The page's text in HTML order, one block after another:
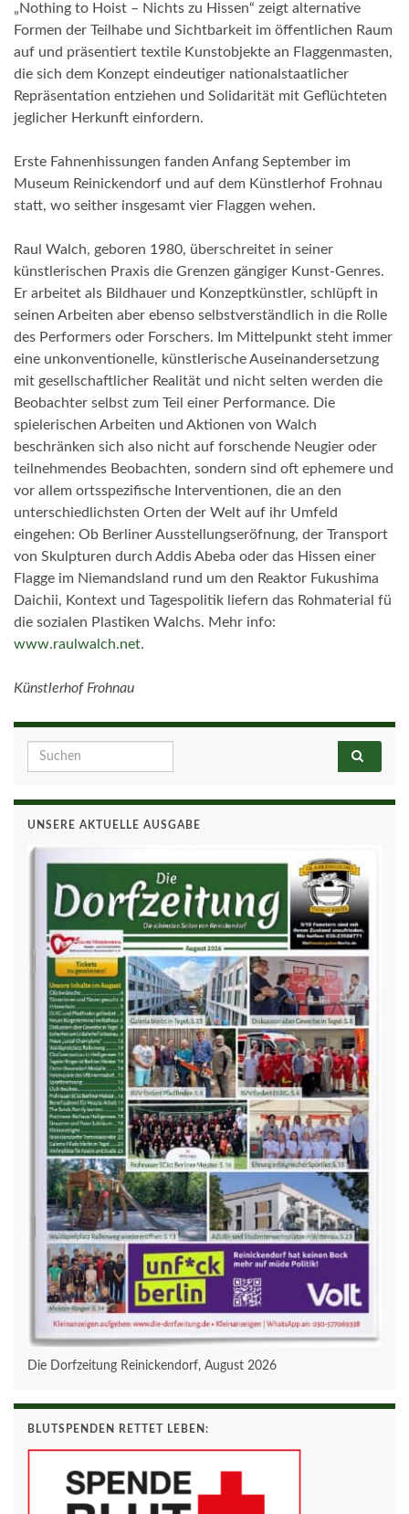
„Nothing to Hoist – Nichts zu Hissen“ zeigt alternative
Formen der Teilhabe und Sichtbarkeit im öffentlichen Raum
auf und präsentiert textile Kunstobjekte an Flaggenmasten,
die sich dem Konzept eindeutiger nationalstaatlicher
Repräsentation entziehen und Solidarität mit Geflüchteten
jeglicher Herkunft einfordern.
Erste Fahnenhissungen fanden Anfang September im
Museum Reinickendorf und auf dem Künstlerhof Frohnau
statt, wo seither insgesamt vier Flaggen wehen.
Raul Walch, geboren 1980, überschreitet in seiner
künstlerischen Praxis die Grenzen gängiger Kunst-Genres.
Er arbeitet als Bildhauer und Konzeptkünstler, schlüpft in
seinen Arbeiten aber ebenso selbstverständlich in die Rolle
des Performers oder Forschers. Im Mittelpunkt steht immer
eine unkonventionelle, künstlerische Auseinandersetzung
mit gesellschaftlicher Realität und nicht selten werden die
Beobachter selbst zum Teil einer Performance. Die
spielerischen Arbeiten und Aktionen von Walch
beschränken sich also nicht auf forschende Neugier oder
teilnehmendes Beobachten, sondern sind oft ephemere und
vor allem ortsspezifische Interventionen, die an den
unterschiedlichsten Orten der Welt auf ihr Umfeld
eingehen: Ob Berliner Ausstellungseröfnung, der Transport
von Skulpturen durch Addis Abeba oder das Hissen einer
Flagge im Niemandsland rund um den Reaktor Fukushima
Daichii, Kontext und Tagespolitik liefern das Rohmaterial fü
die sozialen Plastiken Walchs. Mehr info:
www.raulwalch.net.
Künstlerhof Frohnau
Search for:
UNSERE AKTUELLE AUSGABE
Die Dorfzeitung Reinickendorf, August 2026
BLUTSPENDEN RETTET LEBEN: